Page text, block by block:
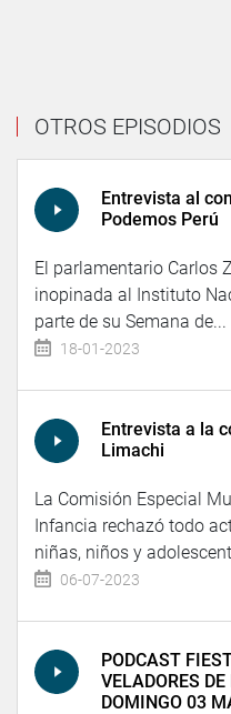
OTROS EPISODIOS
Entrevista al
Podemos Perú
El parlamentario Carlos
inopinada al Instituto
parte de su Semana de...
18-01-2023
Entrevista a la
Limachi
La Comisión Especial
Infancia rechazó todo
niñas, niños y
06-07-2023
PODCAST
VELADORES
DOMINGO 03